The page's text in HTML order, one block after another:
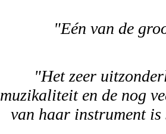
"Eén van de
"Het zeer
muzikaliteit en de nog
van haar instrument